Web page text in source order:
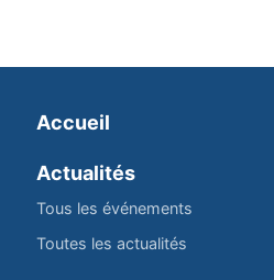
Accueil
Actualités
Tous les événements
Toutes les actualités